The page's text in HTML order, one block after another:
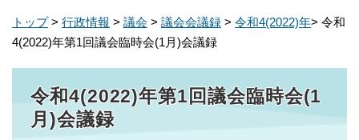
トップ> 行政情報 > 議会 > 議会会議録 > 令和4(2022)年> 令和
4(2022)年第1回議会臨時会(1月)会議録
令和4(2022)年第1回議会臨時会(1
月)会議録